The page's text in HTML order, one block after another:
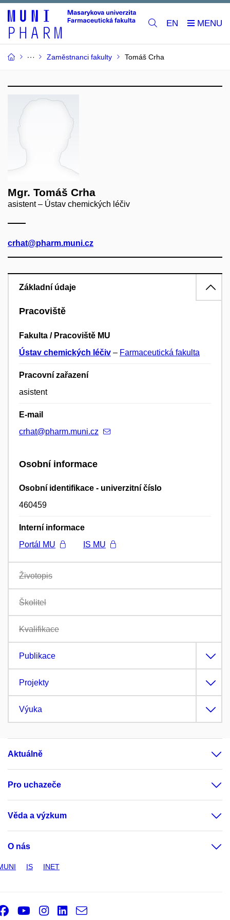
EN
Zaměstnanci fakulty Tomáš Crha
Mgr. Tomáš Crha
asistent – Ústav chemických léčiv
crhat@pharm.muni.cz
Základní údaje
Pracoviště
Fakulta / Pracoviště MU
Ústav chemických léčiv – Farmaceutická fakulta
Pracovní zařazení
asistent
E-mail
crhat@pharm.muni.cz
Osobní informace
Osobní identifikace - univerzitní číslo
460459
Interní informace
Portál MU
IS MU
Životopis
Školitel
Kvalifikace
Publikace
Projekty
Výuka
Aktuálně
Pro uchazeče
Věda a výzkum
O nás
IS INET
Facebook
Youtube
Instagram
LinkedIn
e-